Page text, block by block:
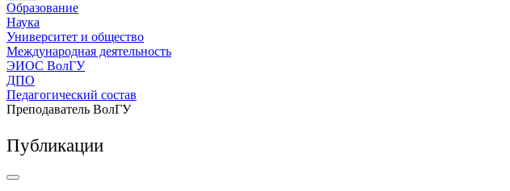
Образование
Наука
Университет и общество
Международная деятельность
ЭИОС ВолГУ
ДПО
Педагогический состав
Преподаватель ВолГУ
Публикации